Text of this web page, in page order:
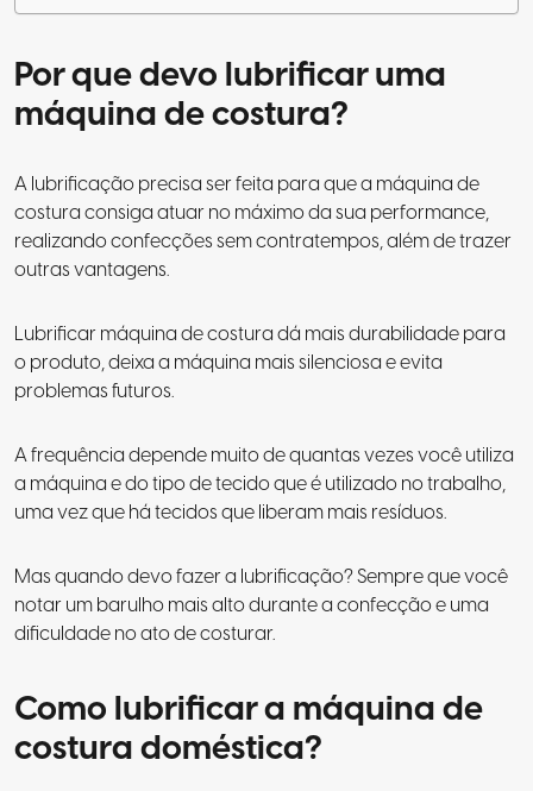
Por que devo lubrificar uma
máquina de costura?
A lubrificação precisa ser feita para que a máquina de
costura consiga atuar no máximo da sua performance,
realizando confecções sem contratempos, além de trazer
outras vantagens.
Lubrificar máquina de costura dá mais durabilidade para
o produto, deixa a máquina mais silenciosa e evita
problemas futuros.
A frequência depende muito de quantas vezes você utiliza
a máquina e do tipo de tecido que é utilizado no trabalho,
uma vez que há tecidos que liberam mais resíduos.
Mas quando devo fazer a lubrificação? Sempre que você
notar um barulho mais alto durante a confecção e uma
dificuldade no ato de costurar.
Como lubrificar a máquina de
costura doméstica?